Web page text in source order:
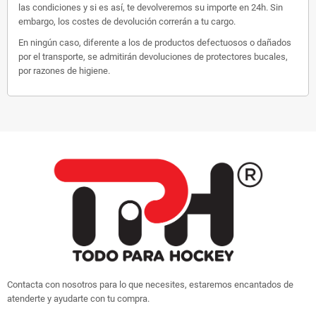
las condiciones y si es así, te devolveremos su importe en 24h. Sin
embargo, los costes de devolución correrán a tu cargo.
En ningún caso, diferente a los de productos defectuosos o dañados
por el transporte, se admitirán devoluciones de protectores bucales,
por razones de higiene.
Contacta con nosotros para lo que necesites, estaremos encantados de
atenderte y ayudarte con tu compra.